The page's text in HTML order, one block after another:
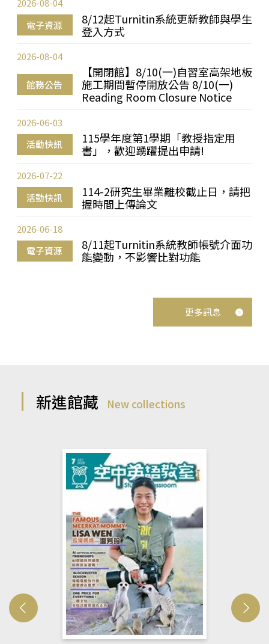
電子資源
8/12起Turnitin系統更新教師與學生
登入方式
2026-08-04
館務公告
【開閉館】8/10(一)自習室高架地板
施工期間暫停開放公告 8/10(一)
Reading Room Closure Notice
2026-08-04
活動快訊
115學年度第1學期「教授指定用
書」，歡迎踴躍提出申請!
2026-06-03
活動快訊
114-2研究生畢業離校截止日，請把
握時間上傳論文
2026-07-22
電子資源
8/11起Turnitin系統教師帳號介面功
能變動，不影響比對功能
2026-06-18
更多訊息
新進館藏 New collections